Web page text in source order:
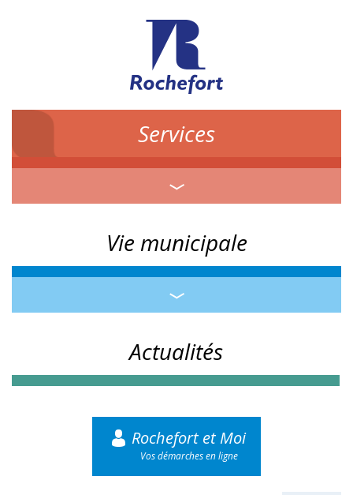
Services
Vie municipale
Actualités
Rochefort et Moi
Vos démarches en ligne